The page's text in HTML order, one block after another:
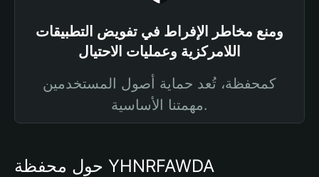
ومنع مخاطر الإفراط في تفويض التطبيقات
اللامركزية وعمليات الاحتيال
كمحفظة، تُعد حماية أصول المستخدمين
مهمتنا الأساسية.
حول محفظة YHNRFAWDA